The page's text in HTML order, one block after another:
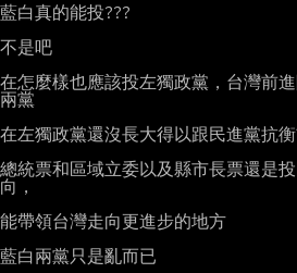
藍白真的能投???
不是吧
在怎麼樣也應該投左獨政黨，台灣前
兩黨
在左獨政黨還沒長大得以跟民進黨抗
總統票和區域立委以及縣市長票還是
向，
能帶領台灣走向更進步的地方
藍白兩黨只是亂而已